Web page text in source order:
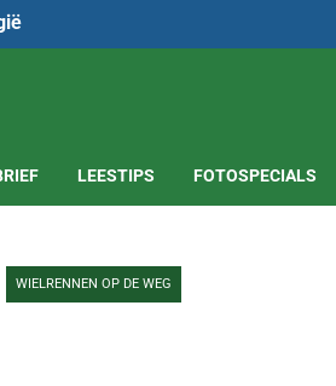
LEESTIPS FOTOSPECIALS
WIELRENNEN OP DE WEG